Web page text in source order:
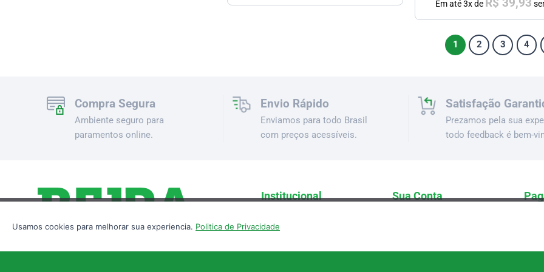
Em até3x de
1 2 3 4
Compra Segura
Ambiente seguro para
paramentos online.
Envio Rápido
Enviamos para todo Brasil
com preços acessíveis.
Satisfação
Prezamos pela sua
todo feedback é bem-
Institucional
Personalização
Sua Conta
Nós utilizamos cookies para garantir que você tenha a melhor experiência em nosso site. Se você continua a usar
Usamos cookies para melhorar sua experiencia. Politica de Privacidade